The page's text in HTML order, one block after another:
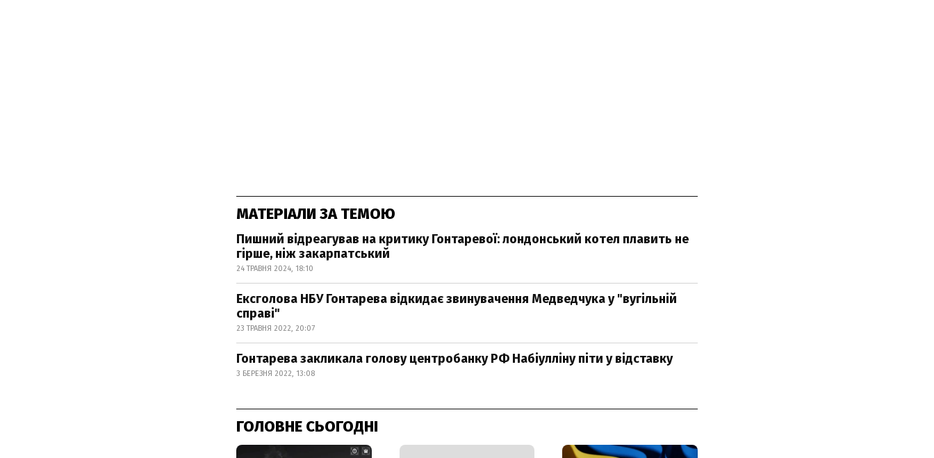
МАТЕРІАЛИ ЗА ТЕМОЮ
Пишний відреагував на критику Гонтаревої: лондонський котел плавить не
гірше, ніж закарпатський
24 ТРАВНЯ 2024, 18:10
Ексголова НБУ Гонтарева відкидає звинувачення Медведчука у "вугільній
справі"
23 ТРАВНЯ 2022, 20:07
Гонтарева закликала голову центробанку РФ Набіулліну піти у відставку
3 БЕРЕЗНЯ 2022, 13:08
ГОЛОВНЕ СЬОГОДНІ